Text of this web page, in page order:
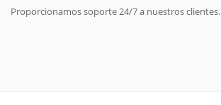
Proporcionamos soporte 24/7 a nuestros clientes.